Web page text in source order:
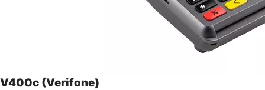
V400c (Verifone)